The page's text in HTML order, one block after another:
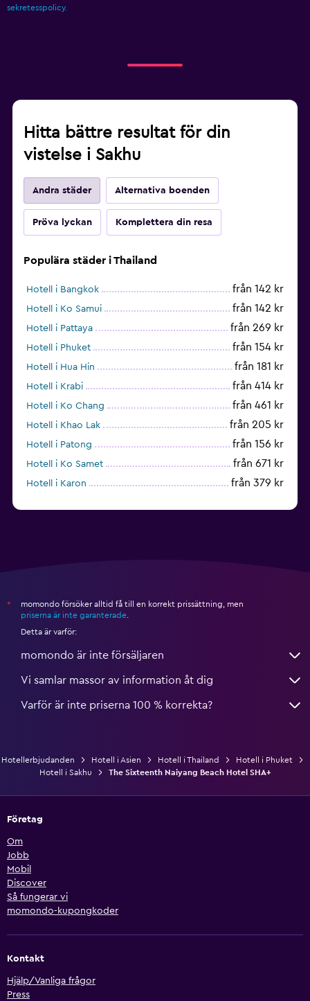
sekretesspolicy.
Hitta bättre resultat för din
vistelse i Sakhu
Andra städer Alternativa boenden
Pröva lyckan Komplettera din resa
Populära städer i Thailand
Hotell i Bangkok från 142 kr
Hotell i Ko Samui från 142 kr
Hotell i Pattaya från 269 kr
Hotell i Phuket från 154 kr
Hotell i Hua Hin från 181 kr
Hotell i Krabi från 414 kr
Hotell i Ko Chang från 461 kr
Hotell i Khao Lak från 205 kr
Hotell i Patong från 156 kr
Hotell i Ko Samet från 671 kr
Hotell i Karon från 379 kr
*
momondo försöker alltid få till en korrekt prissättning, men
priserna är inte garanterade
Detta är varför:
momondo är inte försäljaren
Vi samlar massor av information åt dig
Varför är inte priserna 100 % korrekta?
Hotellerbjudanden Hotell i Asien Hotell i Thailand
Hotell i Phuket
Hotell i Sakhu
The Sixteenth Naiyang Beach Hotel SHA+
Företag
Om
Jobb
Mobil
Discover
Så fungerar vi
momondo-kupongkoder
Kontakt
Hjälp/Vanliga frågor
Press